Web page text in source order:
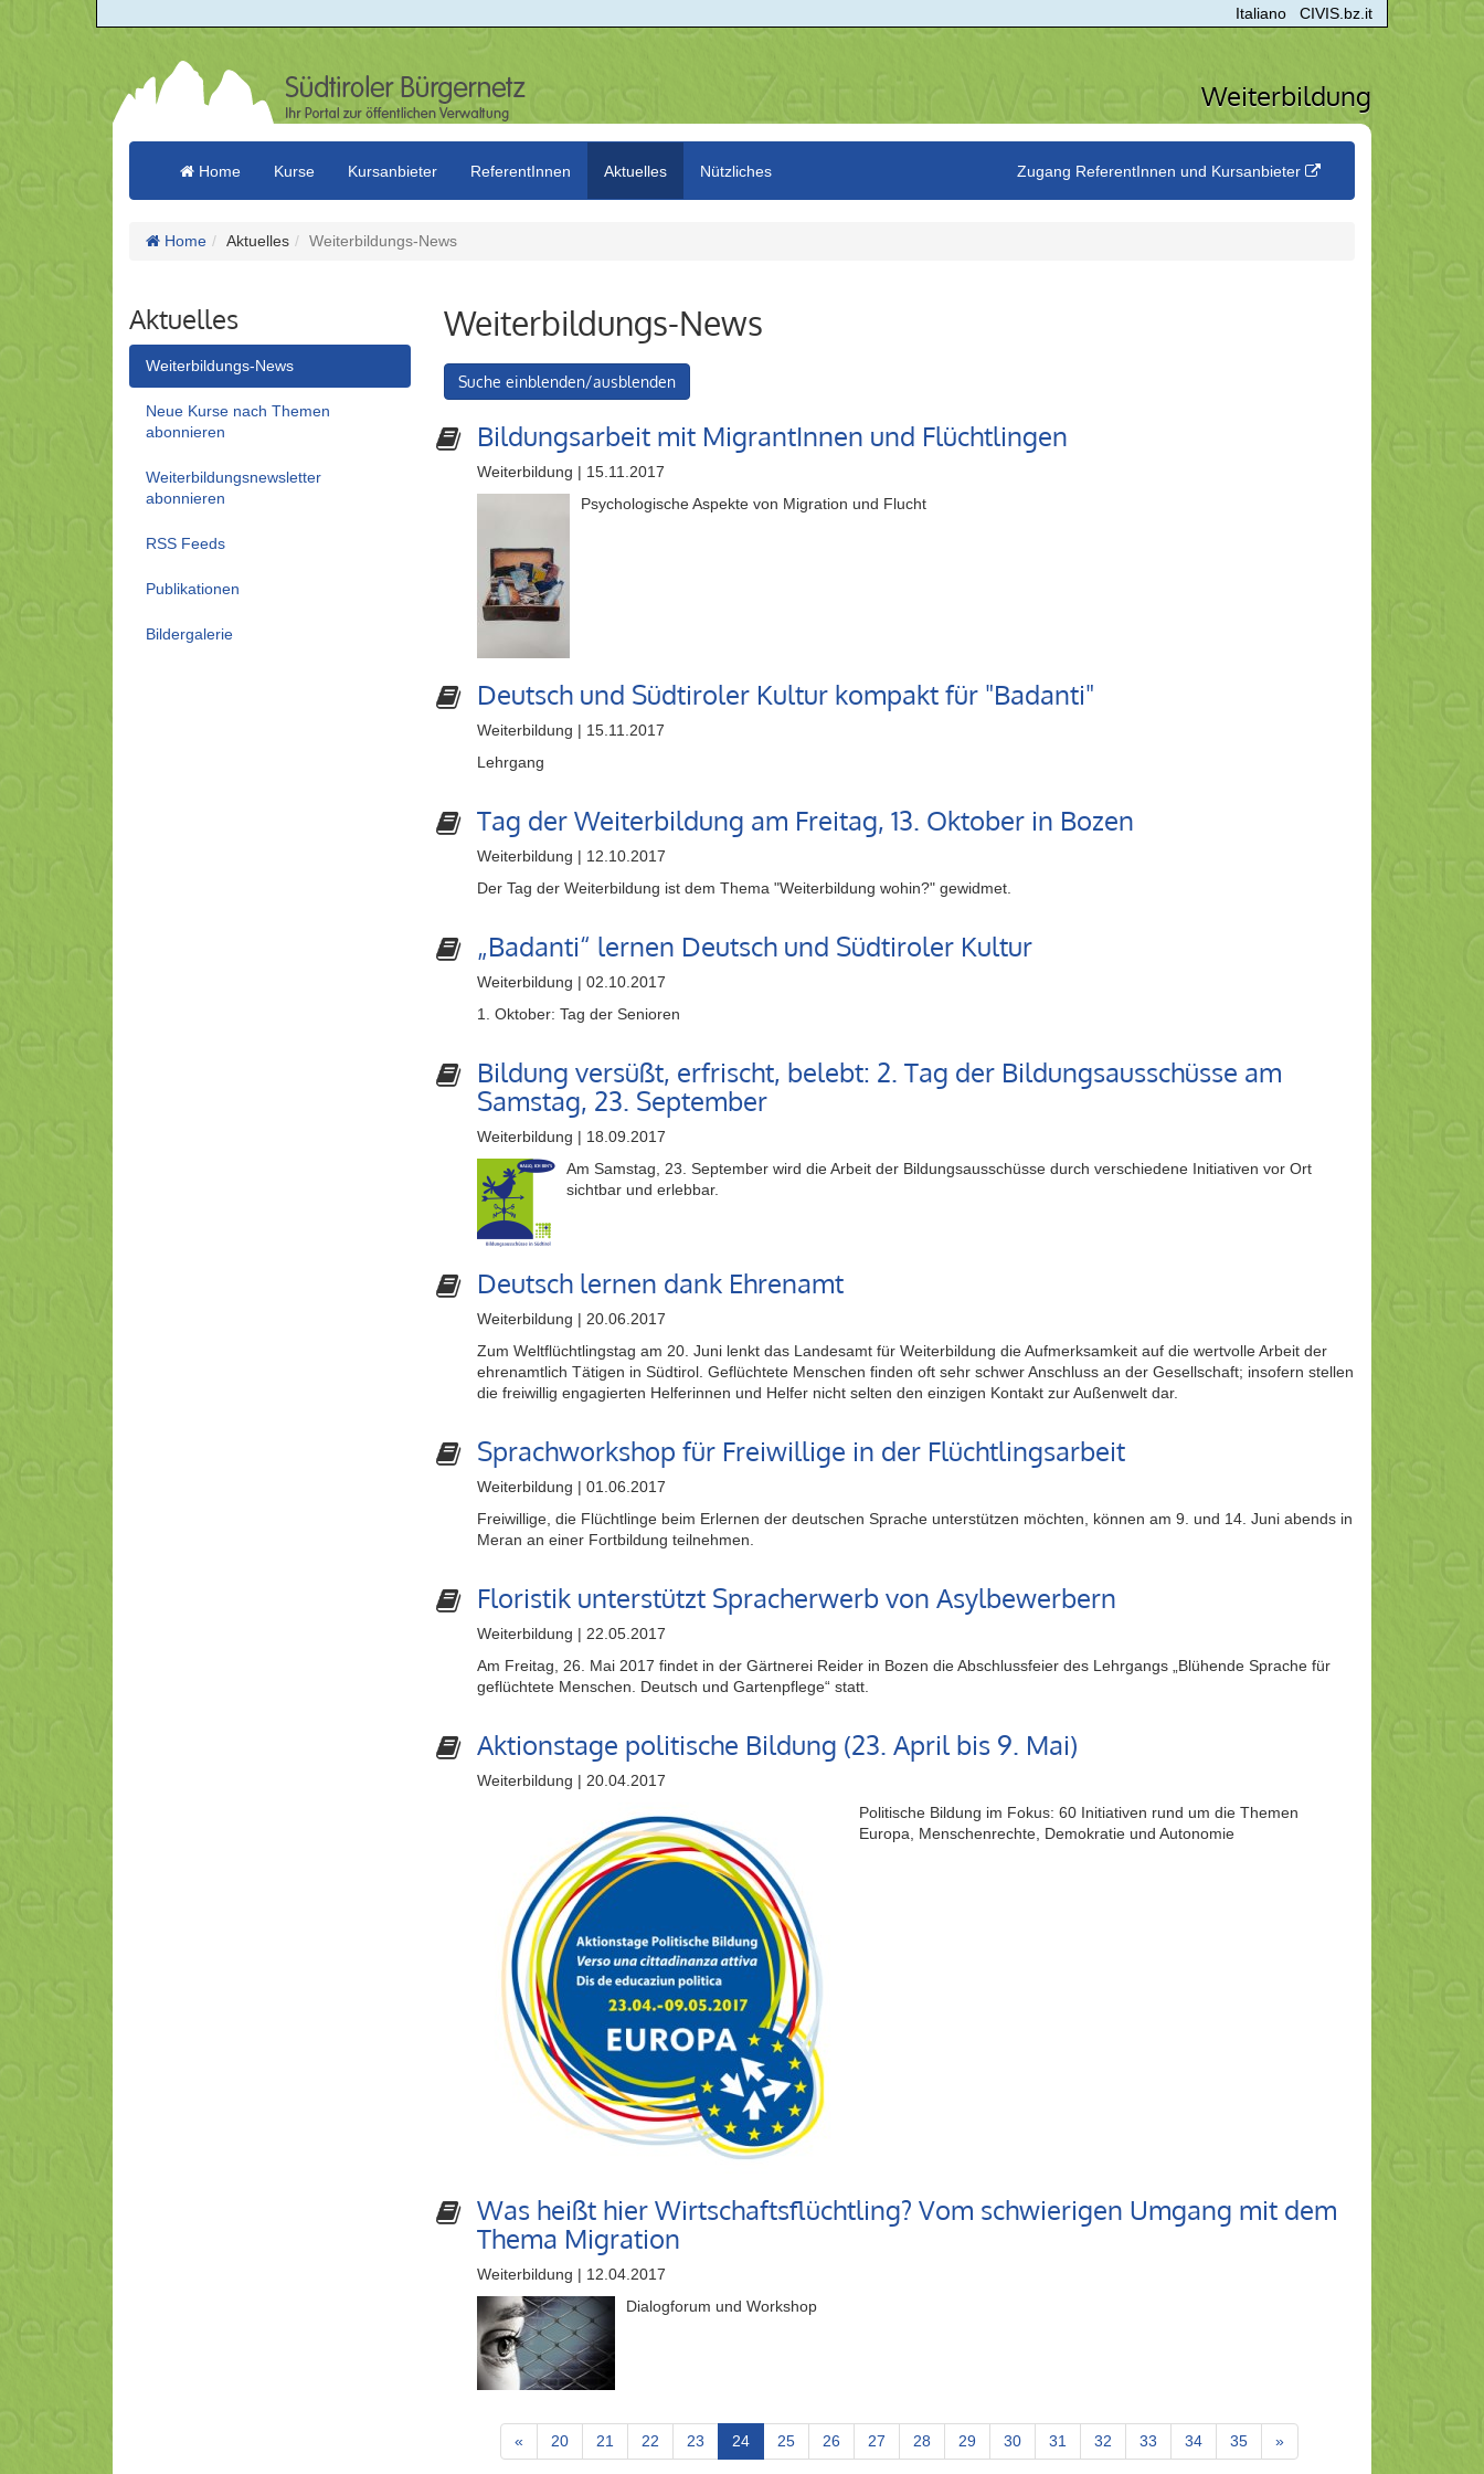
Italiano CIVIS.bz.it
Weiterbildung
Home Kurse Kursanbieter ReferentInnen Aktuelles Nützliches Zugang ReferentInnen und Kursanbieter
Home Aktuelles Weiterbildungs-News
Aktuelles
Weiterbildungs-News
Neue Kurse nach Themen
abonnieren
Weiterbildungsnewsletter
abonnieren
RSS Feeds
Publikationen
Bildergalerie
Weiterbildungs-News
Suche einblenden/ausblenden
Bildungsarbeit mit MigrantInnen und Flüchtlingen
Weiterbildung | 15.11.2017
Psychologische Aspekte von Migration und Flucht
Deutsch und Südtiroler Kultur kompakt für "Badanti"
Weiterbildung | 15.11.2017
Lehrgang
Tag der Weiterbildung am Freitag, 13. Oktober in Bozen
Weiterbildung | 12.10.2017
Der Tag der Weiterbildung ist dem Thema "Weiterbildung wohin?" gewidmet.
„Badanti“ lernen Deutsch und Südtiroler Kultur
Weiterbildung | 02.10.2017
1. Oktober: Tag der Senioren
Bildung versüßt, erfrischt, belebt: 2. Tag der Bildungsausschüsse am
Samstag, 23. September
Weiterbildung | 18.09.2017
Am Samstag, 23. September wird die Arbeit der Bildungsausschüsse durch verschiedene Initiativen vor Ort
sichtbar und erlebbar.
Deutsch lernen dank Ehrenamt
Weiterbildung | 20.06.2017
Zum Weltflüchtlingstag am 20. Juni lenkt das Landesamt für Weiterbildung die Aufmerksamkeit auf die wertvolle Arbeit der
ehrenamtlich Tätigen in Südtirol. Geflüchtete Menschen finden oft sehr schwer Anschluss an der Gesellschaft; insofern stellen
die freiwillig engagierten Helferinnen und Helfer nicht selten den einzigen Kontakt zur Außenwelt dar.
Sprachworkshop für Freiwillige in der Flüchtlingsarbeit
Weiterbildung | 01.06.2017
Freiwillige, die Flüchtlinge beim Erlernen der deutschen Sprache unterstützen möchten, können am 9. und 14. Juni abends in
Meran an einer Fortbildung teilnehmen.
Floristik unterstützt Spracherwerb von Asylbewerbern
Weiterbildung | 22.05.2017
Am Freitag, 26. Mai 2017 findet in der Gärtnerei Reider in Bozen die Abschlussfeier des Lehrgangs „Blühende Sprache für
geflüchtete Menschen. Deutsch und Gartenpflege“ statt.
Aktionstage politische Bildung (23. April bis 9. Mai)
Weiterbildung | 20.04.2017
Politische Bildung im Fokus: 60 Initiativen rund um die Themen
Europa, Menschenrechte, Demokratie und Autonomie
Was heißt hier Wirtschaftsflüchtling? Vom schwierigen Umgang mit dem
Thema Migration
Weiterbildung | 12.04.2017
Dialogforum und Workshop
« 20 21 22 23 24(current)
25 26 27 28 29 30 31 32 33 34 35 »